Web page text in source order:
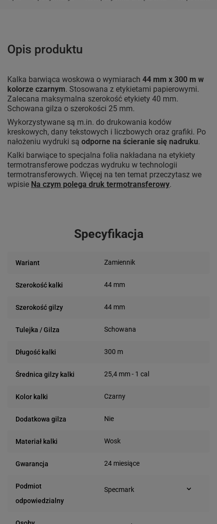
Opis produktu
Kalka barwiąca woskowa o wymiarach 44 mm x 300 m w
kolorze czarnym. Stosowana z etykietami papierowymi.
Zalecana maksymalna szerokość etykiety 40 mm.
Schowana gilza o szerokości 25 mm.
Wykorzystywane są m.in. do drukowania kodów
kreskowych, dany tekstowych i liczbowych oraz grafiki. Po
nałożeniu wydruki są odporne na ścieranie się nadruku.
Kalki barwiące to specjalna folia nakładana na etykiety
termotransferowe podczas wydruku w technologii
termotransferowych. Więcej na ten temat przeczytasz we
wpisie Na czym polega druk termotransferowy.
Specyfikacja
Wariant Zamiennik
Szerokość kalki 44 mm
Szerokość gilzy 44 mm
Tulejka / Gilza Schowana
Długość kalki 300 m
Średnica gilzy kalki 25,4 mm - 1 cal
Kolor kalki Czarny
Dodatkowa gilza Nie
Materiał kalki Wosk
Gwarancja 24 miesiące
Podmiot
odpowiedzialny
Specmark